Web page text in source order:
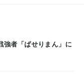
強者「ぱせりまん」に